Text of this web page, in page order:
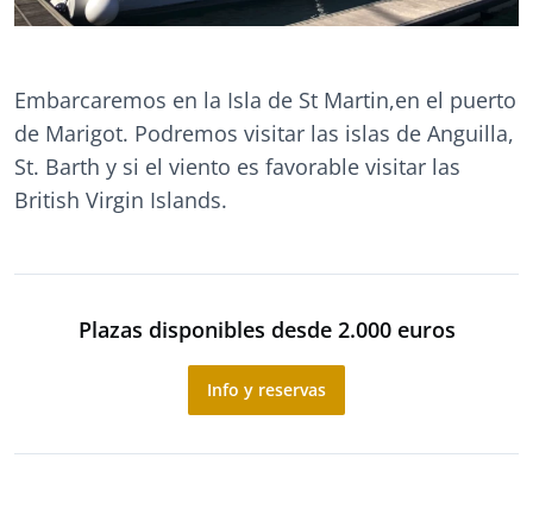
Embarcaremos en la Isla de St Martin,en el puerto
de Marigot. Podremos visitar las islas de Anguilla,
St. Barth y si el viento es favorable visitar las
British Virgin Islands.
Plazas disponibles desde 2.000 euros
Info y reservas